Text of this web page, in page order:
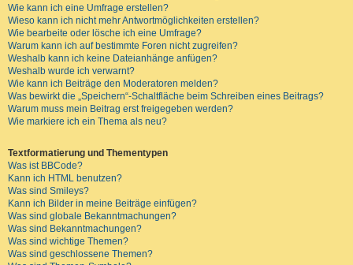
Wie kann ich eine Umfrage erstellen?
Wieso kann ich nicht mehr Antwortmöglichkeiten erstellen?
Wie bearbeite oder lösche ich eine Umfrage?
Warum kann ich auf bestimmte Foren nicht zugreifen?
Weshalb kann ich keine Dateianhänge anfügen?
Weshalb wurde ich verwarnt?
Wie kann ich Beiträge den Moderatoren melden?
Was bewirkt die „Speichern“-Schaltfläche beim Schreiben eines Beitrags?
Warum muss mein Beitrag erst freigegeben werden?
Wie markiere ich ein Thema als neu?
Textformatierung und Thementypen
Was ist BBCode?
Kann ich HTML benutzen?
Was sind Smileys?
Kann ich Bilder in meine Beiträge einfügen?
Was sind globale Bekanntmachungen?
Was sind Bekanntmachungen?
Was sind wichtige Themen?
Was sind geschlossene Themen?